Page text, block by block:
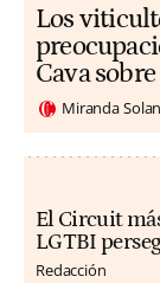
Los
Cava
Miranda
El Circuit
LGTBI
Redacción